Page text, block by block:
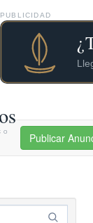
PUBLICIDAD
Publicar